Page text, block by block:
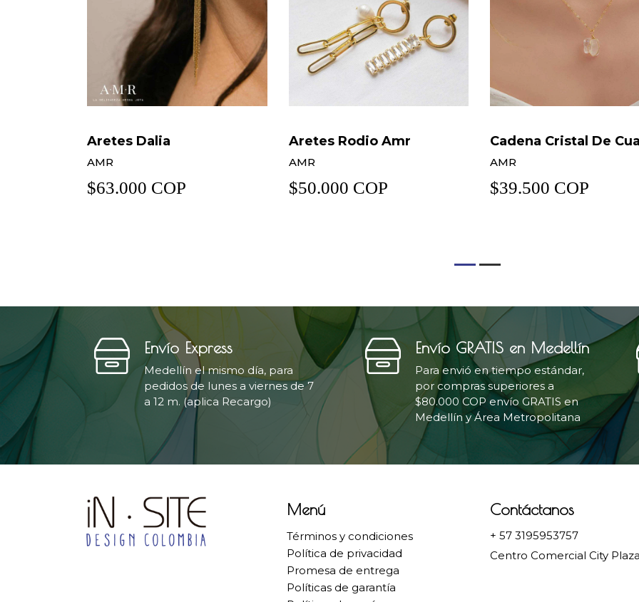
Aretes Rodio Amr
AMR
$50.000 COP
Cadena Cristal De Cuarzo
AMR
$39.500 COP
Morral Clásico Fadi
MELIKA
$110.000 COP
Envío Express
Medellín el mismo día, para
pedidos de lunes a viernes de 7
a 12 m. (aplica Recargo)
Envío GRATIS en Medellín
Para envió en tiempo estándar,
por compras superiores a
$80.000 COP envío GRATIS en
Medellín y Área Metropolitana
Menú
Términos y condiciones
Política de privacidad
Promesa de entrega
Políticas de garantía
Contáctanos
+ 57 3195953757
Centro Comercial City